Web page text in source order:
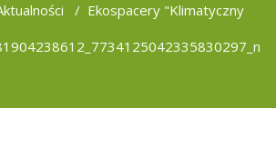
/ Ekospacery "Klimatyczny